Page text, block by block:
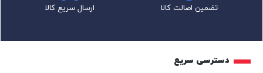
تضمین اصالت کالا ارسال سریع کالا
دسترسی سریع